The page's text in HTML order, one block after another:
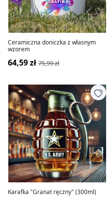
Ceramiczna doniczka z własnym
wzorem
64,59 zł 75,99 zł
Karafka "Granat ręczny" (300ml)